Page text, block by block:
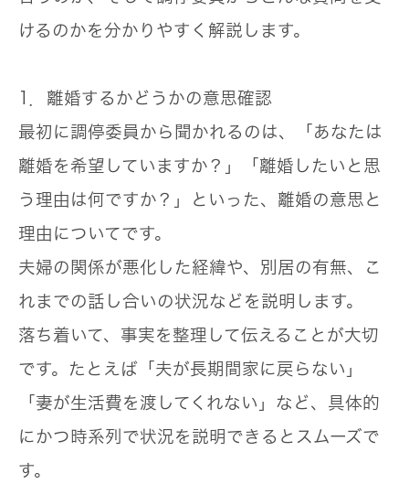
けるのかを分かりやすく解説します。
1．離婚するかどうかの意思確認
最初に調停委員から聞かれるのは、「あなたは
離婚を希望していますか？」「離婚したいと思
う理由は何ですか？」といった、離婚の意思と
理由についてです。
夫婦の関係が悪化した経緯や、別居の有無、こ
れまでの話し合いの状況などを説明します。
落ち着いて、事実を整理して伝えることが大切
です。たとえば「夫が長期間家に戻らない」
「妻が生活費を渡してくれない」など、具体的
にかつ時系列で状況を説明できるとスムーズで
す。